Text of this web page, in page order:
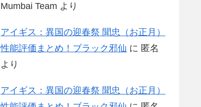
Mumbai Team より
アイギス：異国の迎春祭 聞忠（お正月）
性能評価まとめ！ブラック邪仙 に 匿名
より
アイギス：異国の迎春祭 聞忠（お正月）